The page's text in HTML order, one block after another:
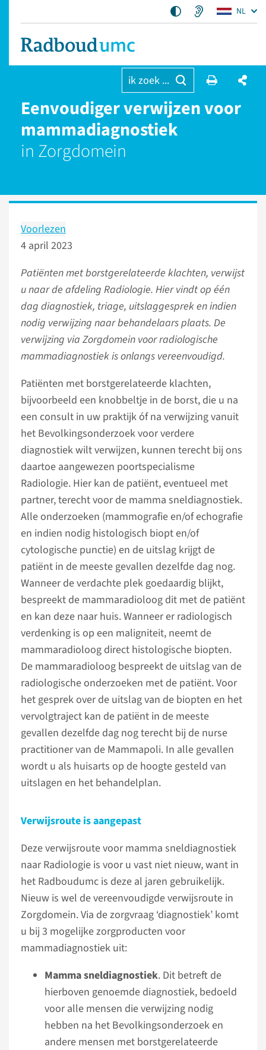
NL
ik zoek ...
Eenvoudiger verwijzen voor
mammadiagnostiek
in Zorgdomein
Voorlezen
4 april 2023
Patiënten met borstgerelateerde klachten, verwijst
u naar de afdeling Radiologie. Hier vindt op één
dag diagnostiek, triage, uitslaggesprek en indien
nodig verwijzing naar behandelaars plaats. De
verwijzing via Zorgdomein voor radiologische
mammadiagnostiek is onlangs vereenvoudigd.
Patiënten met borstgerelateerde klachten,
bijvoorbeeld een knobbeltje in de borst, die u na
een consult in uw praktijk óf na verwijzing vanuit
het Bevolkingsonderzoek voor verdere
diagnostiek wilt verwijzen, kunnen terecht bij ons
daartoe aangewezen poortspecialisme
Radiologie. Hier kan de patiënt, eventueel met
partner, terecht voor de mamma sneldiagnostiek.
Alle onderzoeken (mammografie en/of echografie
en indien nodig histologisch biopt en/of
cytologische punctie) en de uitslag krijgt de
patiënt in de meeste gevallen dezelfde dag nog.
Wanneer de verdachte plek goedaardig blijkt,
bespreekt de mammaradioloog dit met de patiënt
en kan deze naar huis. Wanneer er radiologisch
verdenking is op een maligniteit, neemt de
mammaradioloog direct histologische biopten.
De mammaradioloog bespreekt de uitslag van de
radiologische onderzoeken met de patiënt. Voor
het gesprek over de uitslag van de biopten en het
vervolgtraject kan de patiënt in de meeste
gevallen dezelfde dag nog terecht bij de nurse
practitioner van de Mammapoli. In alle gevallen
wordt u als huisarts op de hoogte gesteld van
uitslagen en het behandelplan.
Verwijsroute is aangepast
Deze verwijsroute voor mamma sneldiagnostiek
naar Radiologie is voor u vast niet nieuw, want in
het Radboudumc is deze al jaren gebruikelijk.
Nieuw is wel de vereenvoudigde verwijsroute in
Zorgdomein. Via de zorgvraag ‘diagnostiek’ komt
u bij 3 mogelijke zorgproducten voor
mammadiagnostiek uit:
Mamma sneldiagnostiek. Dit betreft de
hierboven genoemde diagnostiek, bedoeld
voor alle mensen die verwijzing nodig
hebben na het Bevolkingsonderzoek en
andere mensen met borstgerelateerde